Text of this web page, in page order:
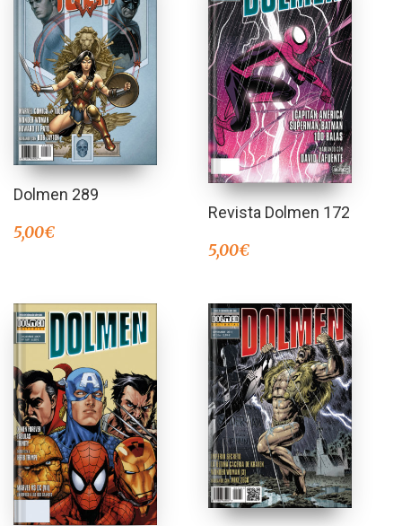
Dolmen 289
5,00€
Revista Dolmen 172
5,00€